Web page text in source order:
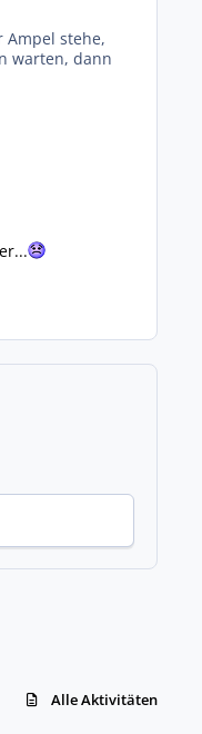
Ampel stehe,
warten, dann
Alle Aktivitäten